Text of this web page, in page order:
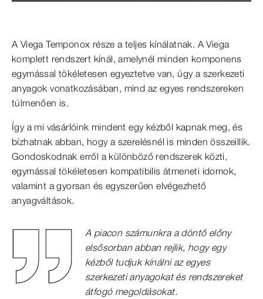
A Viega Temponox része a teljes kínálatnak. A Viega
komplett rendszert kínál, amelynél minden komponens
egymással tökéletesen egyeztetve van, úgy a szerkezeti
anyagok vonatkozásában, mind az egyes rendszereken
túlmenően is.
Így a mi vásárlóink mindent egy kézből kapnak meg, és
bízhatnak abban, hogy a szerelésnél is minden összeillik.
Gondoskodnak erről a különböző rendszerek közti,
egymással tökéletesen kompatibilis átmeneti idomok,
valamint a gyorsan és egyszerűen elvégezhető
anyagváltások.
A piacon számunkra a döntő előny
elsősorban abban rejlik, hogy egy
kézből tudjuk kínálni az egyes
szerkezeti anyagokat és rendszereket
átfogó megoldásokat.